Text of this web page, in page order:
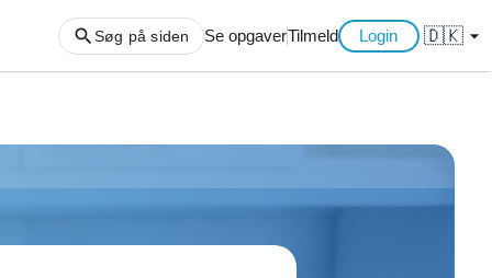
Søg på siden Se opgaverTilmeld Login 🇩🇰 arrow_drop_down